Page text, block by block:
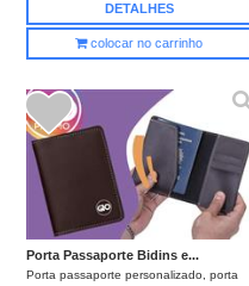
DETALHES
colocar no carrinho
Porta Passaporte Bidins e...
Porta passaporte personalizado, porta